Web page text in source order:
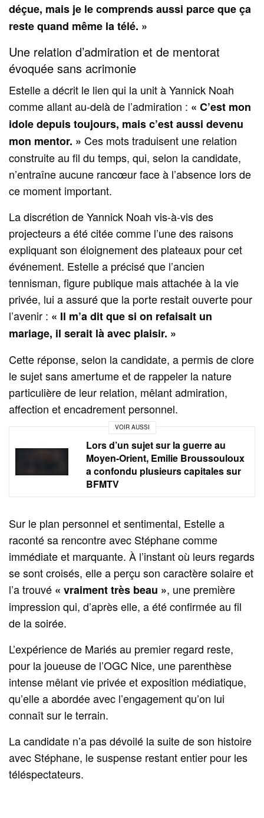
déçue, mais je le comprends aussi parce que ça
reste quand même la télé. »
Une relation d’admiration et de mentorat
évoquée sans acrimonie
Estelle a décrit le lien qui la unit à Yannick Noah
comme allant au-delà de l’admiration : « C’est mon
idole depuis toujours, mais c’est aussi devenu
mon mentor. » Ces mots traduisent une relation
construite au fil du temps, qui, selon la candidate,
n’entraîne aucune rancœur face à l’absence lors de
ce moment important.
La discrétion de Yannick Noah vis-à-vis des
projecteurs a été citée comme l’une des raisons
expliquant son éloignement des plateaux pour cet
événement. Estelle a précisé que l’ancien
tennisman, figure publique mais attachée à la vie
privée, lui a assuré que la porte restait ouverte pour
l’avenir : « Il m’a dit que si on refaisait un
mariage, il serait là avec plaisir. »
Cette réponse, selon la candidate, a permis de clore
le sujet sans amertume et de rappeler la nature
particulière de leur relation, mêlant admiration,
affection et encadrement personnel.
VOIR AUSSI
Lors d’un sujet sur la guerre au
Moyen-Orient, Emilie Broussouloux
a confondu plusieurs capitales sur
BFMTV
Sur le plan personnel et sentimental, Estelle a
raconté sa rencontre avec Stéphane comme
immédiate et marquante. À l’instant où leurs regards
se sont croisés, elle a perçu son caractère solaire et
l’a trouvé « vraiment très beau », une première
impression qui, d’après elle, a été confirmée au fil
de la soirée.
L’expérience de Mariés au premier regard reste,
pour la joueuse de l’OGC Nice, une parenthèse
intense mêlant vie privée et exposition médiatique,
qu’elle a abordée avec l’engagement qu’on lui
connaît sur le terrain.
La candidate n’a pas dévoilé la suite de son histoire
avec Stéphane, le suspense restant entier pour les
téléspectateurs.